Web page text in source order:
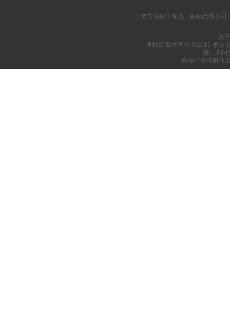
王老吉商标争夺战 商标代理公司
关
搜好标 版权所有 ©2019 桐乡
浙江省桐
商标出售将附件